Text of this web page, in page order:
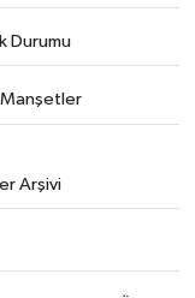
Durumu
Manşetler
Arşivi